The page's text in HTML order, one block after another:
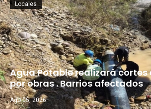
Ago 05, 2026
Locales
Agua Potable realizará cortes
por obras . Barrios afectados